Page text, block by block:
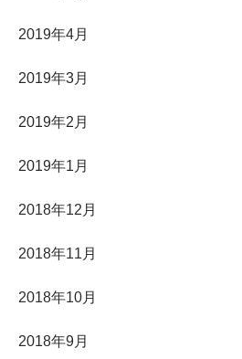
2019年4月
2019年3月
2019年2月
2019年1月
2018年12月
2018年11月
2018年10月
2018年9月